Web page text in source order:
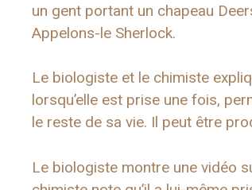
un gent portant un chapeau
Appelons-le Sherlock.
Le biologiste et le chimiste
lorsqu’elle est prise une fois,
le reste de sa vie. Il peut être
Le biologiste montre une vidéo